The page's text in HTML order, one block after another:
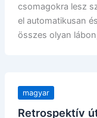
csomagokra lesz
el automatikusan
összes olyan
magyar
Retrospektív